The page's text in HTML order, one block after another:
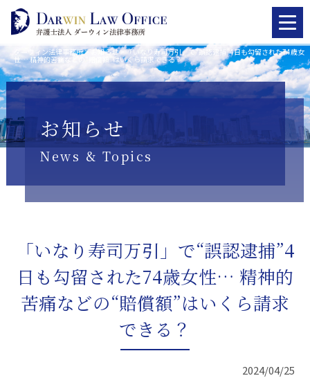
ダーウィン法律事務所>お知らせ>「いなり寿司万引」で“誤認逮捕”4日も勾留された74歳女
性… 精神的苦痛などの“賠償額”はいくら請求できる？
お知らせ
News & Topics
「いなり寿司万引」で“誤認逮捕”4
日も勾留された74歳女性… 精神的
苦痛などの“賠償額”はいくら請求
できる？
2024/04/25